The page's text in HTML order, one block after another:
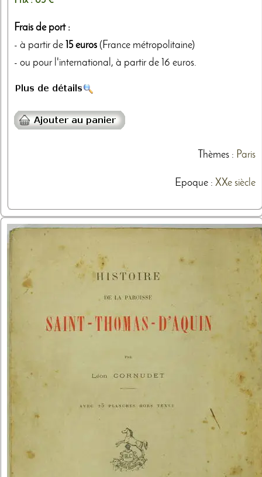
Frais de port :
- à partir de 15 euros (France métropolitaine)
- ou pour l'international, à partir de 16 euros.
Thèmes: Paris
Epoque : XXe siècle